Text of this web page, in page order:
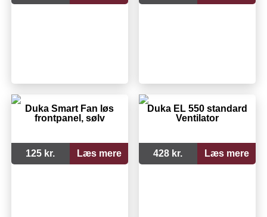
Duka Smart Fan løs
frontpanel, sølv
125 kr. Læs mere
Duka EL 550 standard
Ventilator
428 kr. Læs mere